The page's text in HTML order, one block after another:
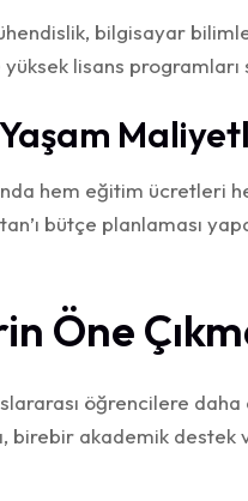
bilgisayar
lisans programları
hem eğitim
bütçe planlaması
Öne
öğrencilere
birebir akademik destek